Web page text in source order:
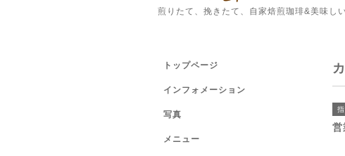
煎りたて、挽きたて、自家焙煎珈琲&美味し
営
トップページ
インフォメーション
写真
メニュー